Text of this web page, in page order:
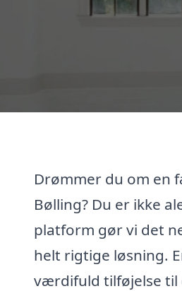
Drømmer du om en
Bølling? Du er ikke
platform gør vi det
helt rigtige løsning.
værdifuld tilføjelse til